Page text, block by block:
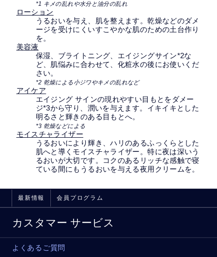
*1 キメの乱れや水分と油分の乱れ
ローション
うるおいを与え、肌を整えます。乾燥などのダメ
ージを受けにくいすこやかな肌のための土台作り
を。
美容液
保湿、ブライトニング、エイジングサイン*2な
ど、肌悩みに合わせて、化粧水の後にお使いくだ
さい。
*2 乾燥による小ジワやキメの乱れなど
アイケア
エイジング サインの現れやすい目もとをダメー
ジ*3から守り、潤いを与えます。イキイキとした
明るさと輝きのある目もとへ。
*3 乾燥などによる
モイスチャライザー
うるおいにより輝き、ハリのあるふっくらとした
肌へと導くモイスチャライザー。特に夜は深いう
るおいが大切です。コクのあるリッチな感触で寝
ている間にもうるおいを与える夜用クリームを。
最新情報 会員プログラム
カスタマー サービス
よくあるご質問